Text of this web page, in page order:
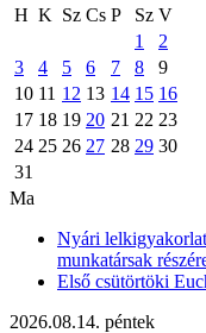
H K Sz Cs P Sz V
1
2
3
4 5 6 7 8
9
10 11 12 13 14 15 16
17 18 19 20 21 22 23
24 25 26 27 28 29 30
31
Ma
Nyári
munkatársak
Első csütörtöki
2026.08.14. péntek